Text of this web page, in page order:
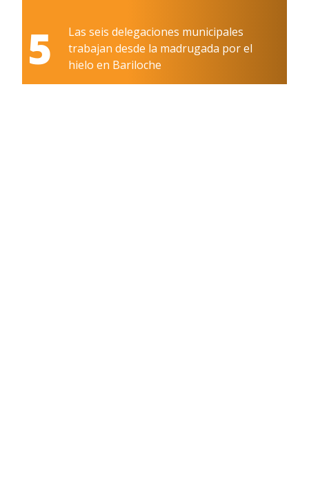
5
Las seis delegaciones municipales
trabajan desde la madrugada por el
hielo en Bariloche